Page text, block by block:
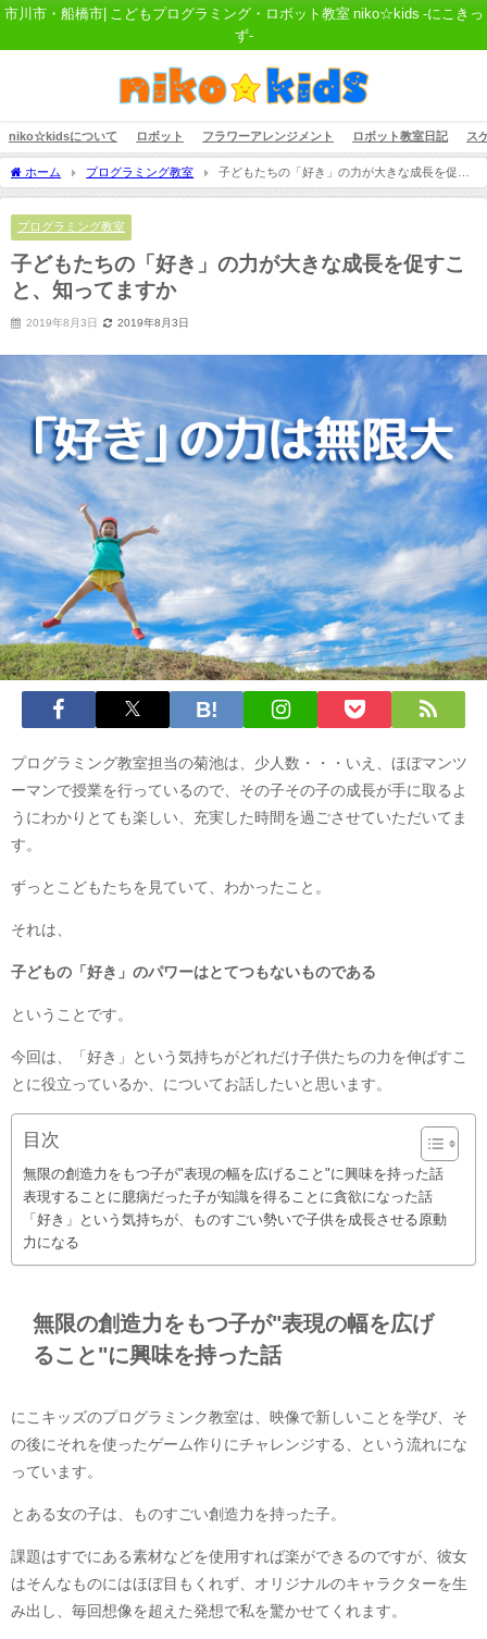
市川市・船橋市| こどもプログラミング・ロボット教室 niko☆kids -にこきっ
ず-
niko☆kidsについて ロボット フラワーアレンジメント ロボット教室日記 ス
ホーム プログラミング教室
子どもたちの「好き」の力が大きな成長を促す
こと、知ってますか
プログラミング教室
子どもたちの「好き」の力が大きな成長を促すこ
と、知ってますか
2019年8月3日 2019年8月3日
プログラミング教室担当の菊池は、少人数・・・いえ、ほぼマンツ
ーマンで授業を行っているので、その子その子の成長が手に取るよ
うにわかりとても楽しい、充実した時間を過ごさせていただいてま
す。
ずっとこどもたちを見ていて、わかったこと。
それは、
子どもの「好き」のパワーはとてつもないものである
ということです。
今回は、「好き」という気持ちがどれだけ子供たちの力を伸ばすこ
とに役立っているか、についてお話したいと思います。
目次
無限の創造力をもつ子が"表現の幅を広げること"に興味を持った話
表現することに臆病だった子が知識を得ることに貪欲になった話
「好き」という気持ちが、ものすごい勢いで子供を成長させる原動
力になる
無限の創造力をもつ子が"表現の幅を広げ
ること"に興味を持った話
にこキッズのプログラミンク教室は、映像で新しいことを学び、そ
の後にそれを使ったゲーム作りにチャレンジする、という流れにな
っています。
とある女の子は、ものすごい創造力を持った子。
課題はすでにある素材などを使用すれば楽ができるのですが、彼女
はそんなものにはほぼ目もくれず、オリジナルのキャラクターを生
み出し、毎回想像を超えた発想で私を驚かせてくれます。